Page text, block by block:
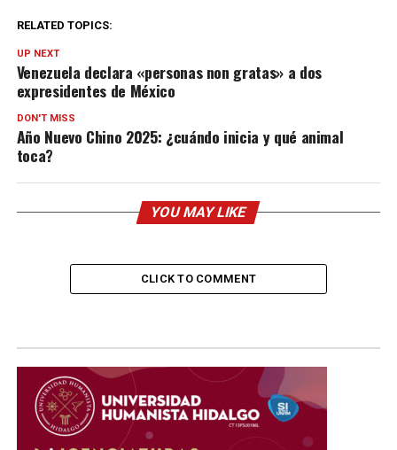
RELATED TOPICS:
UP NEXT
Venezuela declara «personas non gratas» a dos
expresidentes de México
DON'T MISS
Año Nuevo Chino 2025: ¿cuándo inicia y qué animal
toca?
YOU MAY LIKE
CLICK TO COMMENT